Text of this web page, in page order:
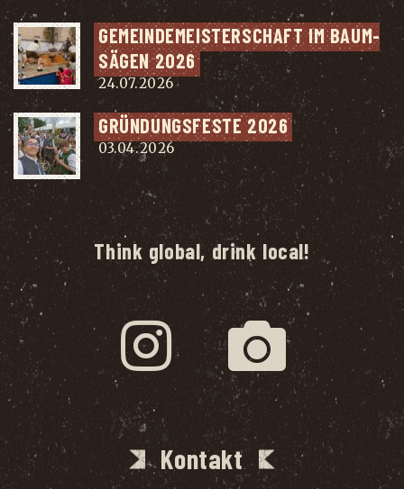
GEMEIN­DE­MEIS­TER­SCHAFT IM BAUM­
SÄ­GEN 2026
24.07.2026
GRÜN­DUNGS­FES­TE 2026
03.04.2026
Think global, drink local!
Kontakt